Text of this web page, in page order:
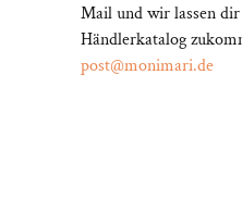
Mail und wir lassen
Händlerkatalog
post@monimari.de